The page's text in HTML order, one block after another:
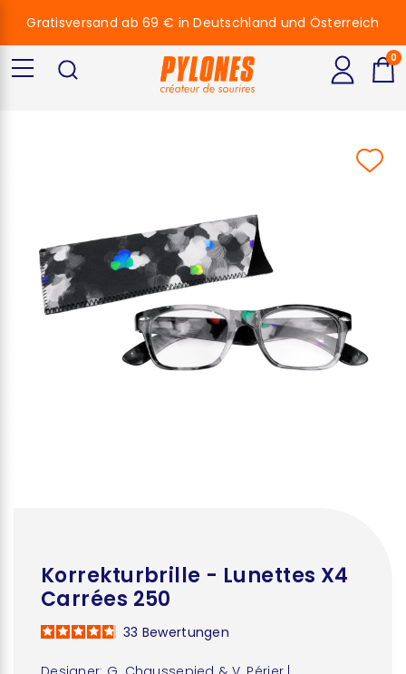
Korrekturbrille - Lunettes X4
Carrées 250
33 Bewertungen
Gratisversand ab 69 € in Deutschland und Österreich
0